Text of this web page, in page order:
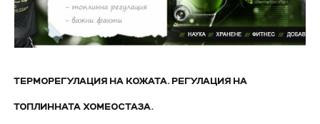
ТЕРМОРЕГУЛАЦИЯ НА КОЖАТА. РЕГУЛАЦИЯ НА
ТОПЛИННАТА ХОМЕОСТАЗА.